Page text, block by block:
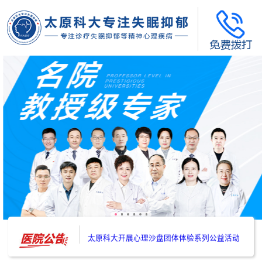
太原科大开展--“心理隐患也是安全隐患”讲座”
太原科大开展心理沙盘团体体验系列公益活动